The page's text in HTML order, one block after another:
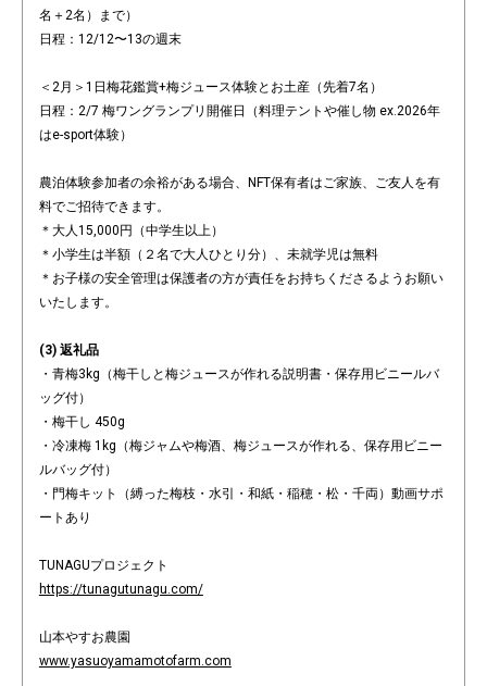
名＋2名）まで）
日程：12/12〜13の週末
＜2月＞1日梅花鑑賞+梅ジュース体験とお土産（先着7名）
日程：2/7 梅ワングランプリ開催日（料理テントや催し物 ex.2026年
はe-sport体験）
農泊体験参加者の余裕がある場合、NFT保有者はご家族、ご友人を有
料でご招待できます。
＊大人15,000円（中学生以上）
＊小学生は半額（２名で大人ひとり分）、未就学児は無料
＊お子様の安全管理は保護者の方が責任をお持ちくださるようお願い
いたします。
(3) 返礼品
・青梅3kg（梅干しと梅ジュースが作れる説明書・保存用ビニールバ
ッグ付）
・梅干し 450g
・冷凍梅 1kg（梅ジャムや梅酒、梅ジュースが作れる、保存用ビニー
ルバッグ付）
・門梅キット（縛った梅枝・水引・和紙・稲穂・松・千両）動画サポ
ートあり
TUNAGUプロジェクト
https://tunagutunagu.com/
山本やすお農園
www.yasuoyamamotofarm.com